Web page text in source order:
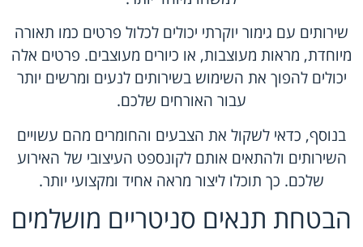
שירותים עם גימור יוקרתי יכולים לכלול פרטים כמו תאורה
מיוחדת, מראות מעוצבות, או כיורים מעוצבים. פרטים אלה
יכולים להפוך את השימוש בשירותים לנעים ומרשים יותר
עבור האורחים שלכם.
בנוסף, כדאי לשקול את הצבעים והחומרים מהם עשויים
השירותים ולהתאים אותם לקונספט העיצובי של האירוע
שלכם. כך תוכלו ליצור מראה אחיד ומקצועי יותר.
הבטחת תנאים סניטריים מושלמים